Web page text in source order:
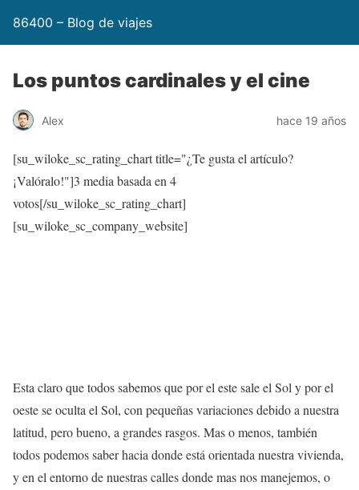
86400 – Blog de viajes
Los puntos cardinales y el cine
Alex hace 19 años
[su_wiloke_sc_rating_chart title="¿Te gusta el artículo?
¡Valóralo!"]3 media basada en 4
votos[/su_wiloke_sc_rating_chart]
[su_wiloke_sc_company_website]
Esta claro que todos sabemos que por el este sale el Sol y por el
oeste se oculta el Sol, con pequeñas variaciones debido a nuestra
latitud, pero bueno, a grandes rasgos. Mas o menos, también
todos podemos saber hacia donde está orientada nuestra vivienda,
y en el entorno de nuestras calles donde mas nos manejemos, o